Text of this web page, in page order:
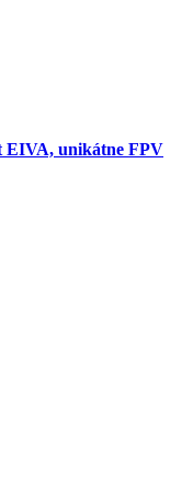
EIVA, unikátne FPV